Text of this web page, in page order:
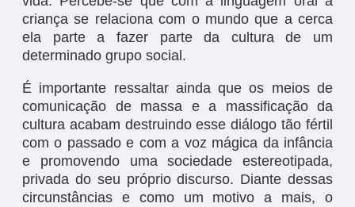
criança se relaciona com o mundo que a cerca
ela parte a fazer parte da cultura de um
determinado grupo social.
É importante ressaltar ainda que os meios de
comunicação de massa e a massificação da
cultura acabam destruindo esse diálogo tão fértil
com o passado e com a voz mágica da infância
e promovendo uma sociedade estereotipada,
privada do seu próprio discurso. Diante dessas
circunstâncias e como um motivo a mais, o